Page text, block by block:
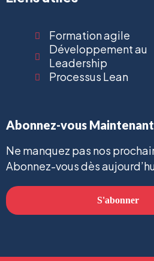
Formation agile
Développement au
Leadership
Processus Lean
Abonnez-vous Maintenant
Ne manquez pas nos
Abonnez-vous dès
S'abonner